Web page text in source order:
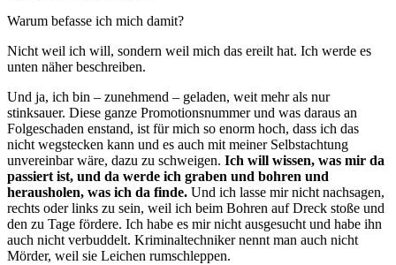
Warum befasse ich mich damit?
Nicht weil ich will, sondern weil mich das ereilt hat. Ich werde es
unten näher beschreiben.
Und ja, ich bin – zunehmend – geladen, weit mehr als nur
stinksauer. Diese ganze Promotionsnummer und was daraus an
Folgeschaden enstand, ist für mich so enorm hoch, dass ich das
nicht wegstecken kann und es auch mit meiner Selbstachtung
unvereinbar wäre, dazu zu schweigen. Ich will wissen, was mir da
passiert ist, und da werde ich graben und bohren und
herausholen, was ich da finde. Und ich lasse mir nicht nachsagen,
rechts oder links zu sein, weil ich beim Bohren auf Dreck stoße und
den zu Tage fördere. Ich habe es mir nicht ausgesucht und habe ihn
auch nicht verbuddelt. Kriminaltechniker nennt man auch nicht
Mörder, weil sie Leichen rumschleppen.